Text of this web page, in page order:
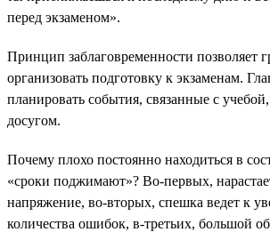
перед экзаменом».
Принцип заблаговременности позволяет
организовать подготовку к экзаменам.
планировать события, связанные с
досугом.
Почему плохо постоянно находиться в
«сроки поджимают»? Во-первых,
напряжение, во-вторых, спешка ведет к
количества ошибок, в-третьих, большой